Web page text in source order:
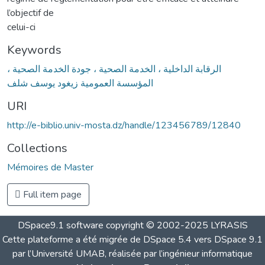
l’objectif de
celui-ci
Keywords
الرقابة الداخلية ، الخدمة الصحية ، جودة الخدمة الصحية ،
المؤسسة العمومية زيغود يوسف شلف
URI
http://e-biblio.univ-mosta.dz/handle/123456789/12840
Collections
Mémoires de Master
Full item page
DSpace9.1 software copyright © 2002-2025 LYRASIS
Cette plateforme a été migrée de DSpace 5.4 vers DSpace 9.1
par l’Université UMAB, réalisée par l’ingénieur informatique